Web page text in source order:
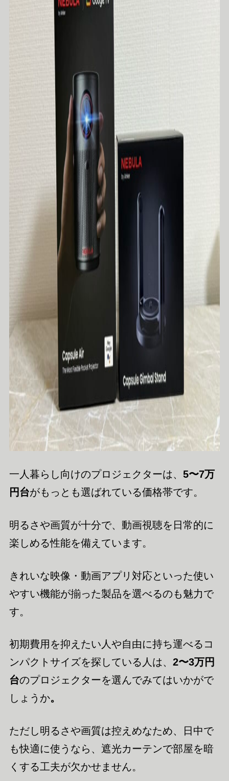
一人暮らし向けのプロジェクターは、 5〜7万
円台がもっとも選ばれている価格帯です。
明るさや画質が十分で、動画視聴を日常的に
楽しめる性能を備えています。
きれいな映像・動画アプリ対応といった使い
やすい機能が揃った製品を選べるのも魅力で
す。
初期費用を抑えたい人や自由に持ち運べるコ
ンパクトサイズを探している人は、 2〜3万円
台のプロジェクターを選んでみてはいかがで
しょうか。
ただし明るさや画質は控えめなため、日中で
も快適に使うなら、遮光カーテンで部屋を暗
くする工夫が欠かせません。